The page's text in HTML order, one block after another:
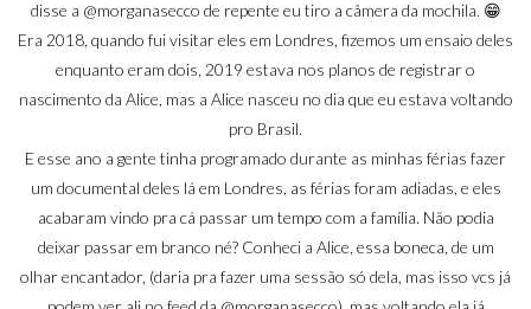
disse a @morganasecco de repente eu tiro a câmera da mochila. 😁
Era 2018, quando fui visitar eles em Londres, fizemos um ensaio deles
enquanto eram dois, 2019 estava nos planos de registrar o
nascimento da Alice, mas a Alice nasceu no dia que eu estava voltando
pro Brasil.
E esse ano a gente tinha programado durante as minhas férias fazer
um documental deles lá em Londres, as férias foram adiadas, e eles
acabaram vindo pra cá passar um tempo com a família. Não podia
deixar passar em branco né? Conheci a Alice, essa boneca, de um
olhar encantador, (daria pra fazer uma sessão só dela, mas isso vcs já